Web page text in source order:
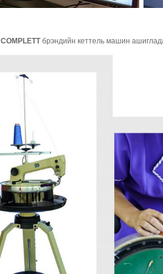
COMPLETTбрэндийн кеттель машин